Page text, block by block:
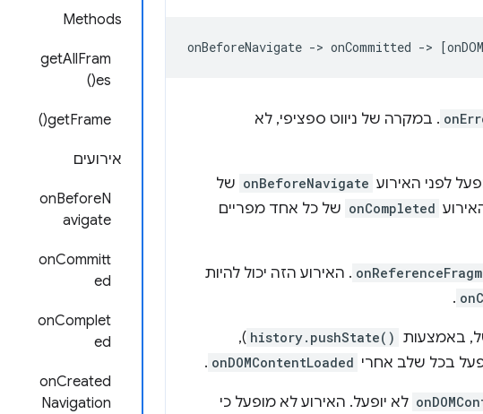
Methods
getAllFram
es()
getFrame()
אירועים
onBeforeN
avigate
onCommitt
ed
onComplet
ed
onCreated
Navigation
. במקרה של ניווט ספציפי, לא
לפני האירוע onBeforeNavigate של
onCompleted של כל אחד מפריים
. האירוע הזה יכול להיות
.
history.pushState()
),
בכל שלב אחרי onDOMContentLoaded
.
לא יופעל. האירוע לא מופעל כי